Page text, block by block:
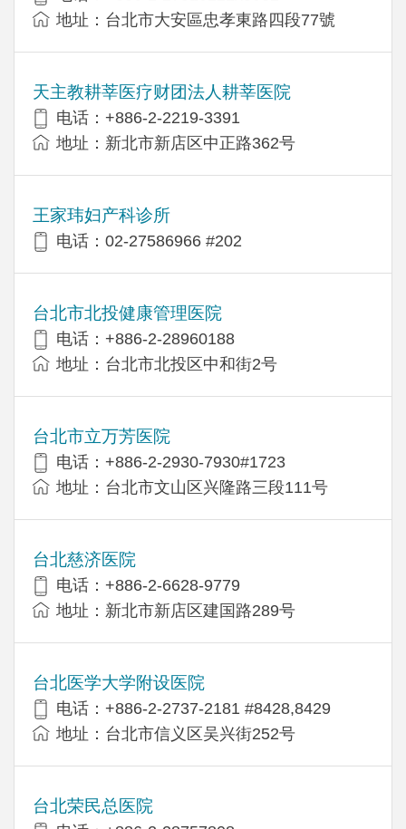
地址：台北市大安區忠孝東路四段77號
天主教耕莘医疗财团法人耕莘医院
电话：+886-2-2219-3391
地址：新北市新店区中正路362号
王家玮妇产科诊所
电话：02-27586966 #202
台北市北投健康管理医院
电话：+886-2-28960188
地址：台北市北投区中和街2号
台北市立万芳医院
电话：+886-2-2930-7930#1723
地址：台北市文山区兴隆路三段111号
台北慈济医院
电话：+886-2-6628-9779
地址：新北市新店区建国路289号
台北医学大学附设医院
电话：+886-2-2737-2181 #8428,8429
地址：台北市信义区吴兴街252号
台北荣民总医院